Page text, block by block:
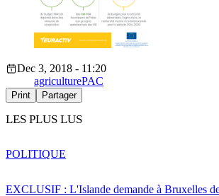
Dec 3, 2018 - 11:20
agriculturePAC
Print Partager
LES PLUS LUS
EXCLUSIF : L'Islande demande à Bruxelles
POLITIQUE